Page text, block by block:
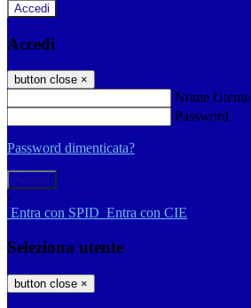
Accedi
Accedi
button close ×
Nome Utente
Password
Password dimenticata?
-
Entra con SPID Entra con CIE
Seleziona utente
button close ×